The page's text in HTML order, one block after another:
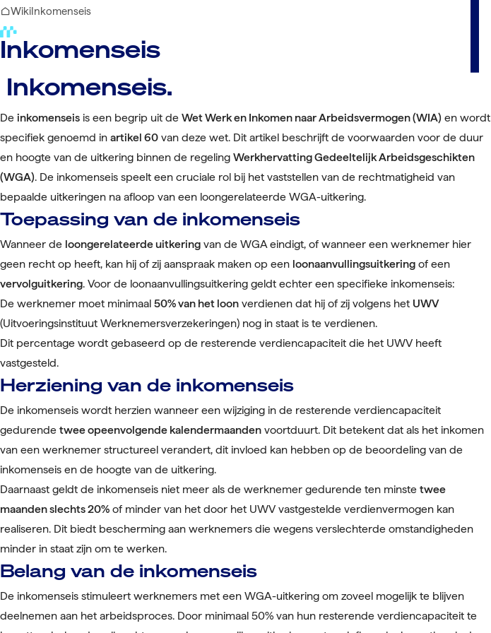
WikiInkomenseis
Inkomenseis
Inkomenseis.
De inkomenseis is een begrip uit de Wet Werk en Inkomen naar Arbeidsvermogen (WIA) en wordt
specifiek genoemd in artikel 60 van deze wet. Dit artikel beschrijft de voorwaarden voor de duur
en hoogte van de uitkering binnen de regeling Werkhervatting Gedeeltelijk Arbeidsgeschikten
(WGA). De inkomenseis speelt een cruciale rol bij het vaststellen van de rechtmatigheid van
bepaalde uitkeringen na afloop van een loongerelateerde WGA-uitkering.
Toepassing van de inkomenseis
Wanneer de loongerelateerde uitkering van de WGA eindigt, of wanneer een werknemer hier
geen recht op heeft, kan hij of zij aanspraak maken op een loonaanvullingsuitkering of een
vervolguitkering. Voor de loonaanvullingsuitkering geldt echter een specifieke inkomenseis:
De werknemer moet minimaal 50% van het loon verdienen dat hij of zij volgens het UWV
(Uitvoeringsinstituut Werknemersverzekeringen) nog in staat is te verdienen.
Dit percentage wordt gebaseerd op de resterende verdiencapaciteit die het UWV heeft
vastgesteld.
Herziening van de inkomenseis
De inkomenseis wordt herzien wanneer een wijziging in de resterende verdiencapaciteit
gedurende twee opeenvolgende kalendermaanden voortduurt. Dit betekent dat als het inkomen
van een werknemer structureel verandert, dit invloed kan hebben op de beoordeling van de
inkomenseis en de hoogte van de uitkering.
Daarnaast geldt de inkomenseis niet meer als de werknemer gedurende ten minste twee
maanden slechts 20% of minder van het door het UWV vastgestelde verdienvermogen kan
realiseren. Dit biedt bescherming aan werknemers die wegens verslechterde omstandigheden
minder in staat zijn om te werken.
Belang van de inkomenseis
De inkomenseis stimuleert werknemers met een WGA-uitkering om zoveel mogelijk te blijven
deelnemen aan het arbeidsproces. Door minimaal 50% van hun resterende verdiencapaciteit te